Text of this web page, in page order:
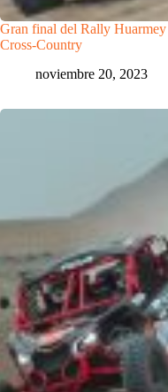
Gran final del Rally Huarmey
Cross-Country
noviembre 20, 2023